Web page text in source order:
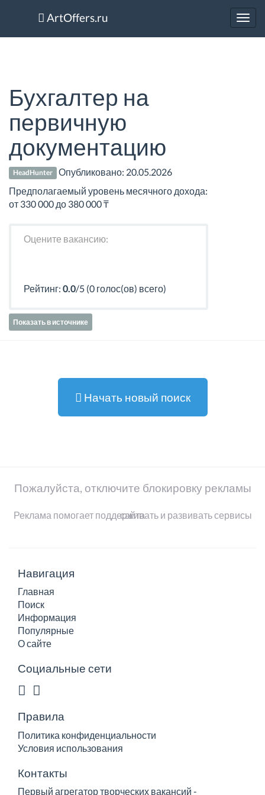
ArtOffers.ru
Бухгалтер на
первичную
документацию
HeadHunter Опубликовано: 20.05.2026
Предполагаемый уровень месячного дохода:
от 330 000 до 380 000 ₸
Оцените вакансию:
Рейтинг: 0.0/5 (0 голос(ов) всего)
Показать в источнике
Начать новый поиск
Пожалуйста, отключите блокировку рекламы
Реклама помогает поддерживать и развивать сервисы сайта
Навигация
Главная
Поиск
Информация
Популярные
О сайте
Социальные сети
Правила
Политика конфиденциальности
Условия использования
Контакты
Первый агрегатор творческих вакансий -